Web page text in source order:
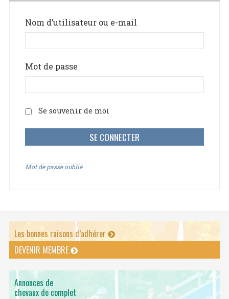
Nom d’utilisateur ou e-mail
Mot de passe
Se souvenir de moi
Mot de passe oublié
Les bonnes raisons d’adhérer
DEVENIR MEMBRE
Annonces de
chevaux de complet